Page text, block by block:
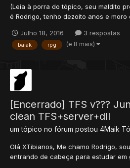
(Leia à porra do tópico, seu maldito
é Rodrigo, tenho dezoito anos e moro
vou fazer um “baiak rpg”. É no estilo
manjam procurem no google. *(não
Julho 18, 2016 3 respostas
baiak rpg (e 8 mais)
[Encerrado] TFS v???
clean TFS+server+dll
um tópico no fórum postou 4Maik
Olá XTibianos, Me chamo Rodrigo,
entrando de cabeça para estudar em